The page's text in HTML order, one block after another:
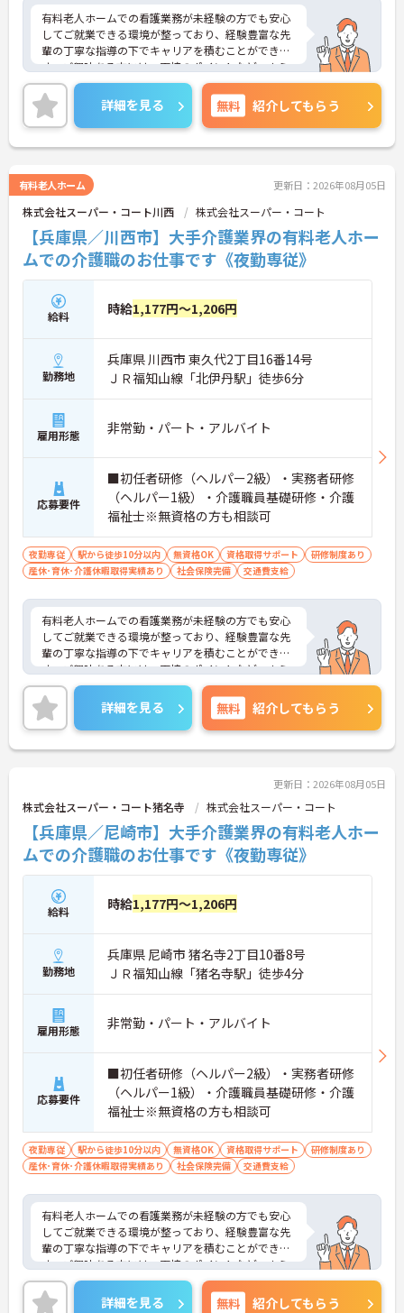
有料老人ホームでの看護業務が未経験の方でも安心
してご就業できる環境が整っており、経験豊富な先
輩の丁寧な指導の下でキャリアを積むことができま
す。ご興味ある方には、面接のポイントなど、さら
に詳細をお話致しますのでお気軽にご相談くださ
い。
詳細を見る 無料 紹介してもらう
有料老人ホーム 更新日：2026年08月05日
株式会社スーパー・コート川西 株式会社スーパー・コート
【兵庫県／川西市】大手介護業界の有料老人ホー
ムでの介護職のお仕事です《夜勤専従》
給料 時給1,177円～1,206円
勤務地
兵庫県 川西市 東久代2丁目16番14号
ＪＲ福知山線「北伊丹駅」徒歩6分
雇用形態 非常勤・パート・アルバイト
応募要件
■初任者研修（ヘルパー2級）・実務者研修
（ヘルパー1級）・介護職員基礎研修・介護
福祉士※無資格の方も相談可
夜勤専従 駅から徒歩10分以内 無資格OK 資格取得サポート
研修制度あり
産休･育休･介護休暇取得実績あり
社会保険完備 交通費支給
有料老人ホームでの看護業務が未経験の方でも安心
してご就業できる環境が整っており、経験豊富な先
輩の丁寧な指導の下でキャリアを積むことができま
す。ご興味ある方には、面接のポイントなど、さら
に詳細をお話致しますのでお気軽にご相談くださ
い。
詳細を見る 無料 紹介してもらう
更新日：2026年08月05日
株式会社スーパー・コート猪名寺 株式会社スーパー・コート
【兵庫県／尼崎市】大手介護業界の有料老人ホー
ムでの介護職のお仕事です《夜勤専従》
給料 時給1,177円～1,206円
勤務地
兵庫県 尼崎市 猪名寺2丁目10番8号
ＪＲ福知山線「猪名寺駅」徒歩4分
雇用形態 非常勤・パート・アルバイト
応募要件
■初任者研修（ヘルパー2級）・実務者研修
（ヘルパー1級）・介護職員基礎研修・介護
福祉士※無資格の方も相談可
夜勤専従 駅から徒歩10分以内 無資格OK 資格取得サポート
研修制度あり
産休･育休･介護休暇取得実績あり
社会保険完備 交通費支給
有料老人ホームでの看護業務が未経験の方でも安心
してご就業できる環境が整っており、経験豊富な先
輩の丁寧な指導の下でキャリアを積むことができま
す。ご興味ある方には、面接のポイントなど、さら
に詳細をお話致しますのでお気軽にご相談くださ
い。
詳細を見る 無料 紹介してもらう